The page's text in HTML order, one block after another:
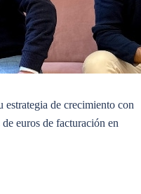
estrategia de crecimiento con
euros de facturación en